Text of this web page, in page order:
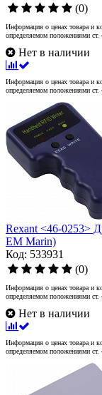
(0)
Информация о ценах товара и
определяемом положениями
Нет в наличии
Информация о ценах товара и
определяемом положениями
Rexant <46-0253>
EM Marin)
Код: 533931
(0)
Информация о ценах товара и
определяемом положениями
Нет в наличии
Информация о ценах товара и
определяемом положениями